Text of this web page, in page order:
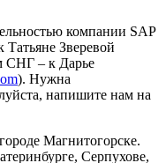
компании SAP
Татьяне Зверевой
СНГ – к Дарье
). Нужна
напишите нам на
Магнитогорске.
Серпухове,